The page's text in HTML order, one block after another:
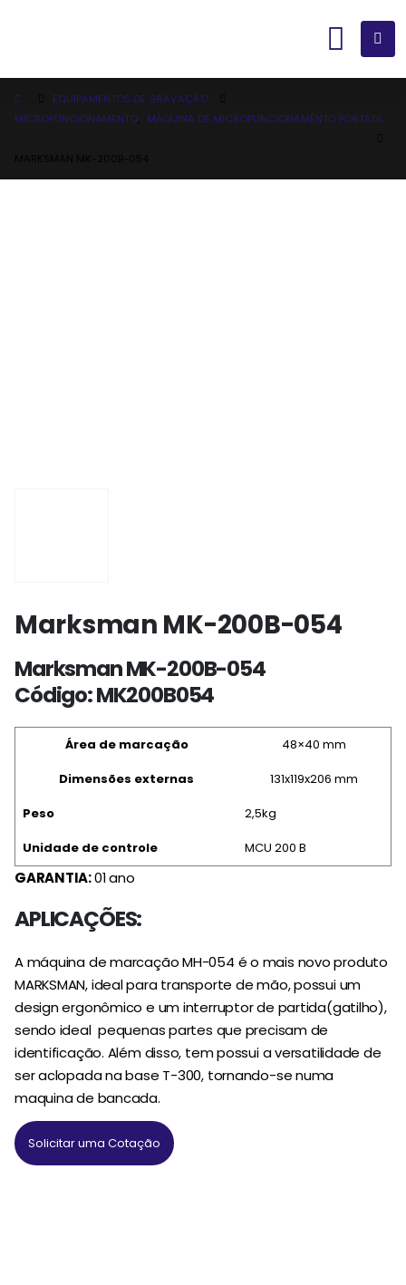
EQUIPAMENTOS DE GRAVAÇÃO
MICROPUNCIONAMENTO
MÁQUINA DE MICROPUNCIONAMENTO PORTÁTIL
Marksman MK-200B-054
Marksman MK-200B-054
Código: MK200B054
Área de marcação
48×40 mm
Dimensões externas
131x119x206 mm
Peso
2,5kg
Unidade de controle
MCU 200 B
GARANTIA:01 ano
APLICAÇÕES:
A máquina de marcação MH-054 é o mais novo produto
MARKSMAN, ideal para transporte de mão, possui um
design ergonômico e um interruptor de partida(gatilho),
sendo ideal pequenas partes que precisam de
identificação. Além disso, tem possui a versatilidade de
ser aclopada na base T-300, tornando-se numa
maquina de bancada.
Solicitar uma Cotação